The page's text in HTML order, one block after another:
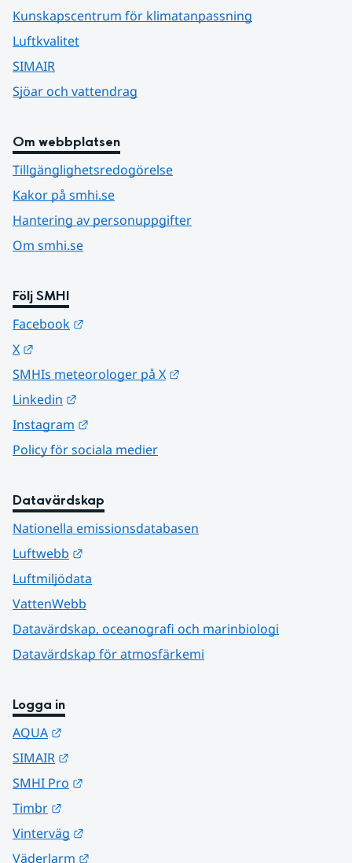
Kunskapscentrum för klimatanpassning
Luftkvalitet
SIMAIR
Sjöar och vattendrag
Om webbplatsen
Tillgänglighetsredogörelse
Kakor på smhi.se
Hantering av personuppgifter
Om smhi.se
Följ SMHI
Facebook
X
SMHIs meteorologer på X
Linkedin
Instagram
Policy för sociala medier
Datavärdskap
Nationella emissionsdatabasen
Luftwebb
Luftmiljödata
VattenWebb
Datavärdskap, oceanografi och marinbiologi
Datavärdskap för atmosfärkemi
Logga in
AQUA
SIMAIR
SMHI Pro
Timbr
Vinterväg
Väderlarm